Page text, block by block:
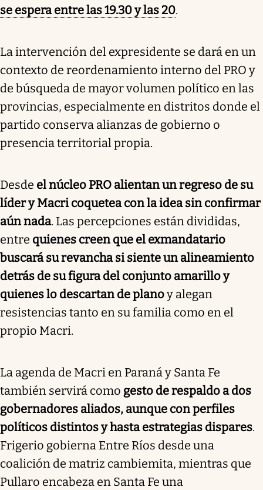
se espera entre las 19.30 y las 20.
La intervención del expresidente se dará en un
contexto de reordenamiento interno del PRO y
de búsqueda de mayor volumen político en las
provincias, especialmente en distritos donde el
partido conserva alianzas de gobierno o
presencia territorial propia.
Desde el núcleo PRO alientan un regreso de su
líder y Macri coquetea con la idea sin confirmar
aún nada. Las percepciones están divididas,
entre quienes creen que el exmandatario
buscará su revancha si siente un alineamiento
detrás de su figura del conjunto amarillo y
quienes lo descartan de planoy alegan
resistencias tanto en su familia como en el
propio Macri.
La agenda de Macri en Paraná y Santa Fe
también servirá como gesto de respaldo a dos
gobernadores aliados, aunque con perfiles
políticos distintos y hasta estrategias dispares.
Frigerio gobierna Entre Ríos desde una
coalición de matriz cambiemita, mientras que
Pullaro encabeza en Santa Fe una